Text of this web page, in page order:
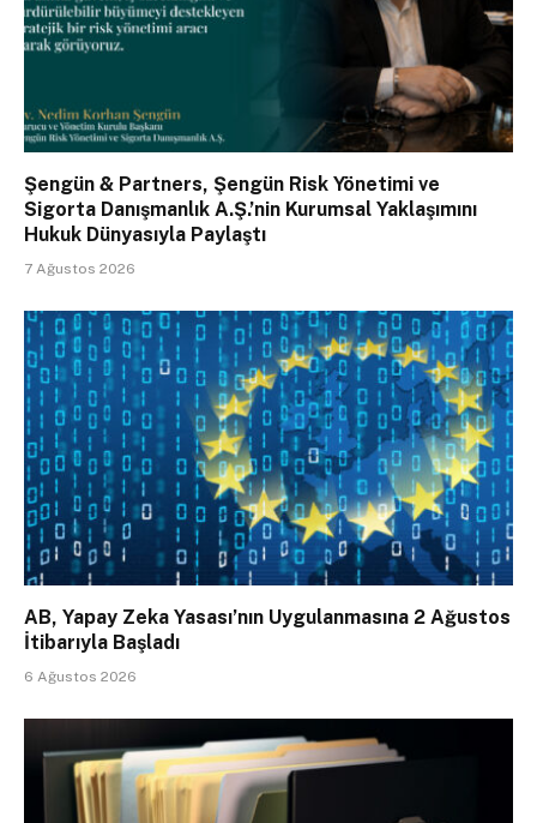
Şengün & Partners, Şengün Risk Yönetimi ve
Sigorta Danışmanlık A.Ş.’nin Kurumsal Yaklaşımını
Hukuk Dünyasıyla Paylaştı
7 Ağustos 2026
AB, Yapay Zeka Yasası’nın Uygulanmasına 2 Ağustos
İtibarıyla Başladı
6 Ağustos 2026